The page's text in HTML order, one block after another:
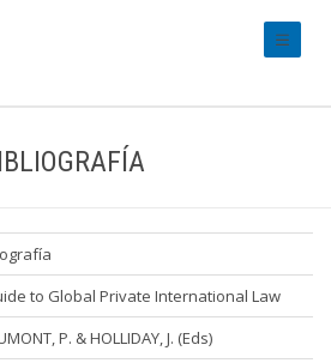
to Global Private International Law
P. & HOLLIDAY, J. (Eds)